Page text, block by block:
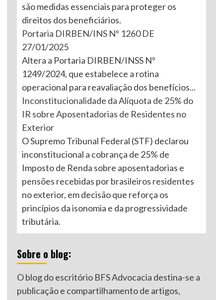
são medidas essenciais para proteger os
direitos dos beneficiários.
Portaria DIRBEN/INS Nº 1260 DE
27/01/2025
Altera a Portaria DIRBEN/INSS Nº
1249/2024, que estabelece a rotina
operacional para reavaliação dos benefícios...
Inconstitucionalidade da Alíquota de 25% do
IR sobre Aposentadorias de Residentes no
Exterior
O Supremo Tribunal Federal (STF) declarou
inconstitucional a cobrança de 25% de
Imposto de Renda sobre aposentadorias e
pensões recebidas por brasileiros residentes
no exterior, em decisão que reforça os
princípios da isonomia e da progressividade
tributária.
Sobre o blog:
O blog do escritório BFS Advocacia destina-se a
publicação e compartilhamento de artigos,